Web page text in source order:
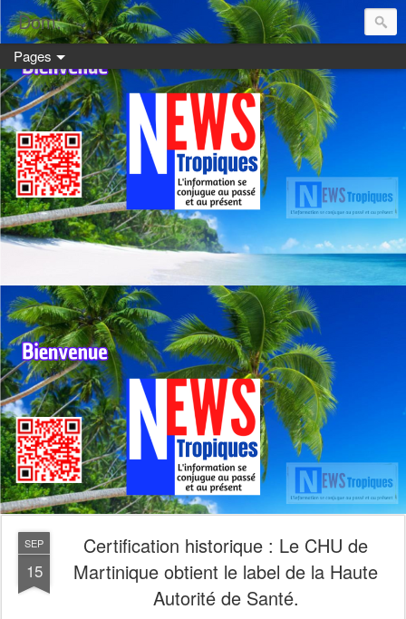
Dom:
Pages
SEP
15
Certification historique : Le CHU de
Martinique obtient le label de la Haute
Autorité de Santé.